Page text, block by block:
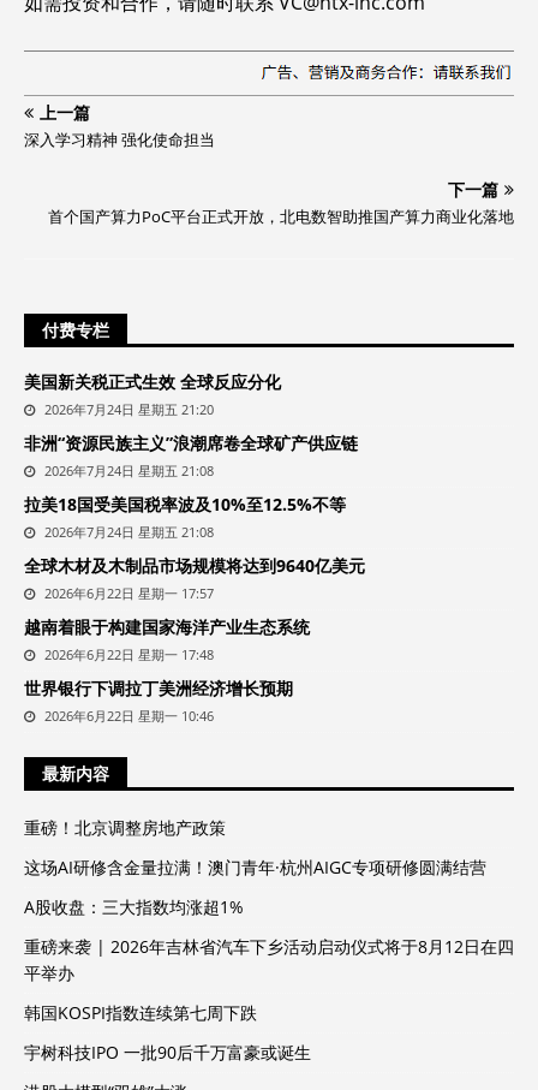
上一篇
深入学习精神 强化使命担当
下一篇
首个国产算力PoC平台正式开放，北电数智助推国产算力商业化落地
付费专栏
美国新关税正式生效 全球反应分化
2026年7月24日 星期五 21:20
非洲“资源民族主义”浪潮席卷全球矿产供应链
2026年7月24日 星期五 21:08
拉美18国受美国税率波及10%至12.5%不等
2026年7月24日 星期五 21:08
全球木材及木制品市场规模将达到9640亿美元
2026年6月22日 星期一 17:57
越南着眼于构建国家海洋产业生态系统
2026年6月22日 星期一 17:48
世界银行下调拉丁美洲经济增长预期
2026年6月22日 星期一 10:46
最新内容
重磅！北京调整房地产政策
这场AI研修含金量拉满！澳门青年·杭州AIGC专项研修圆满结营
A股收盘：三大指数均涨超1%
重磅来袭 | 2026年吉林省汽车下乡活动启动仪式将于8月12日在四
平举办
韩国KOSPI指数连续第七周下跌
宇树科技IPO 一批90后千万富豪或诞生